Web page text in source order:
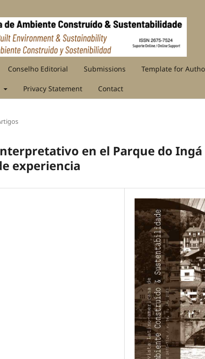
Conselho Editorial Submissions Template for
Privacy Statement Contact
en el Parque do Ingá
experiencia